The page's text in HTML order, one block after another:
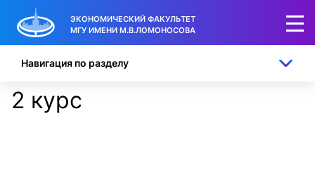
ЭКОНОМИЧЕСКИЙ ФАКУЛЬТЕТ
МГУ ИМЕНИ М.В.ЛОМОНОСОВА
2 курс
Навигация по разделу